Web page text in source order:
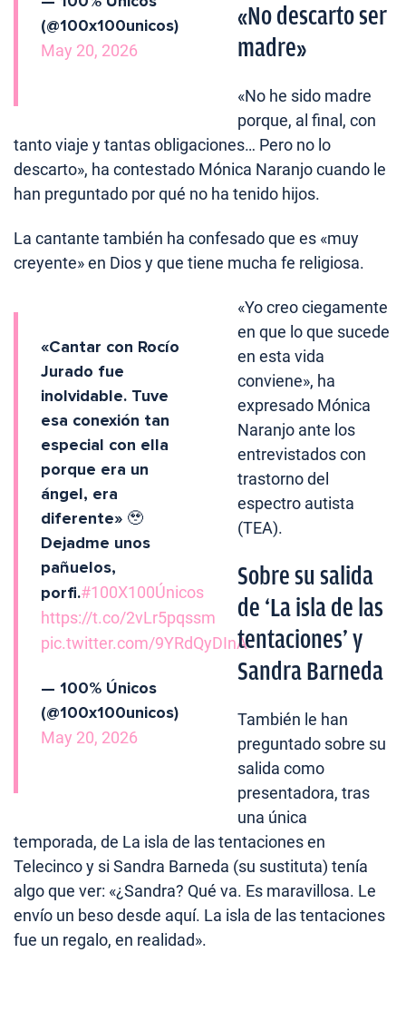
(@100x100unicos)
May 20, 2026
«No descarto ser
madre»
«No he sido madre
porque, al final, con
tanto viaje y tantas obligaciones… Pero no lo
descarto», ha contestado Mónica Naranjo cuando le
han preguntado por qué no ha tenido hijos.
La cantante también ha confesado que es «muy
creyente» en Dios y que tiene mucha fe religiosa.
«Cantar con Rocío
Jurado fue
inolvidable. Tuve
esa conexión tan
especial con ella
porque era un
ángel, era
diferente» 🥹
Dejadme unos
pañuelos,
porfi.#100X100Únicos
https://t.co/2vLr5pqssm
pic.twitter.com/9YRdQyDInA
— 100% Únicos
(@100x100unicos)
May 20, 2026
«Yo creo ciegamente
en que lo que sucede
en esta vida
conviene», ha
expresado Mónica
Naranjo ante los
entrevistados con
trastorno del
espectro autista
(TEA).
Sobre su salida
de ‘La isla de las
tentaciones’ y
Sandra Barneda
También le han
preguntado sobre su
salida como
presentadora, tras
una única
temporada, de La isla de las tentaciones en
Telecinco y si Sandra Barneda (su sustituta) tenía
algo que ver: «¿Sandra? Qué va. Es maravillosa. Le
envío un beso desde aquí. La isla de las tentaciones
fue un regalo, en realidad».